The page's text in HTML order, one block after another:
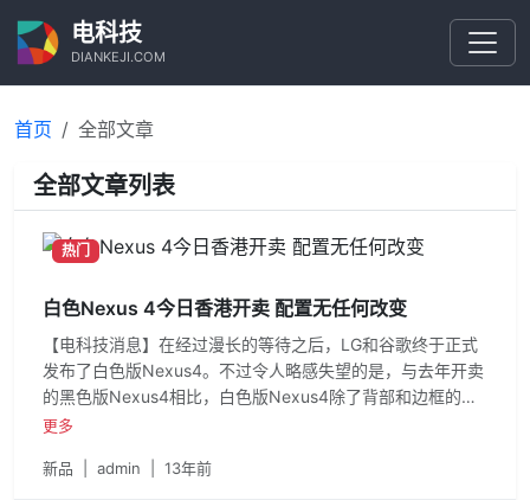
电科技
DIANKEJI.COM
首页 全部文章
全部文章列表
热门
白色Nexus 4今日香港开卖 配置无任何改变
【电科技消息】在经过漫长的等待之后，LG和谷歌终于正式
发布了白色版Nexus4。不过令人略感失望的是，与去年开卖
的黑色版Nexus4相比，白色版Nexus4除了背部和边框的颜
色之外并无任何改变，其
更多
新品 admin 13年前